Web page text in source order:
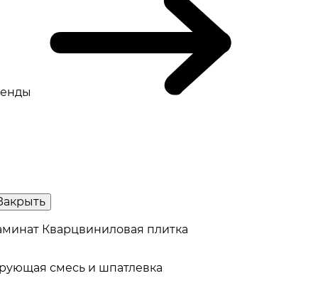
Кварцвиниловая плитка
смесь и шпатлевка